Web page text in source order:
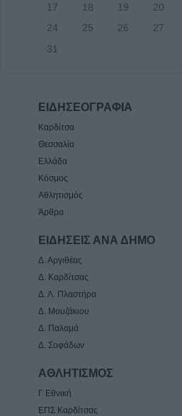
17
18 19 20
24
25 26 27
31
ΕΙΔΗΣΕΟΓΡΑΦΙΑ
Καρδίτσα
Θεσσαλία
Ελλάδα
Κόσμος
Αθλητισμός
Άρθρα
ΕΙΔΗΣΕΙΣ ΑΝΑ ΔΗΜΟ
Δ. Αργιθέας
Δ. Καρδίτσας
Δ. Λ. Πλαστήρα
Δ. Μουζάκιου
Δ. Παλαμά
Δ. Σοφάδων
ΑΘΛΗΤΙΣΜΟΣ
Γ Εθνική
ΕΠΣ Καρδίτσας